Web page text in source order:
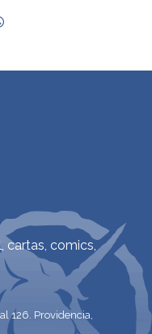
cartas, comics,
126. Providencia,